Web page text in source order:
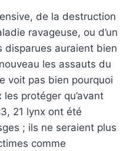
de la destruction
ravageuse, ou d’un
disparues auraient bien
les assauts du
voit pas bien pourquoi
protéger qu’avant
21 lynx ont été
; ils ne seraient plus
comme